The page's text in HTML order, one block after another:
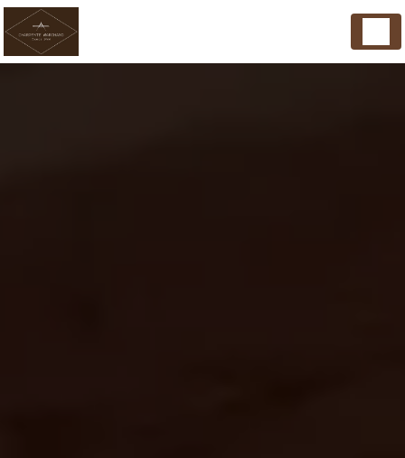
Panneau de gestion des cookies